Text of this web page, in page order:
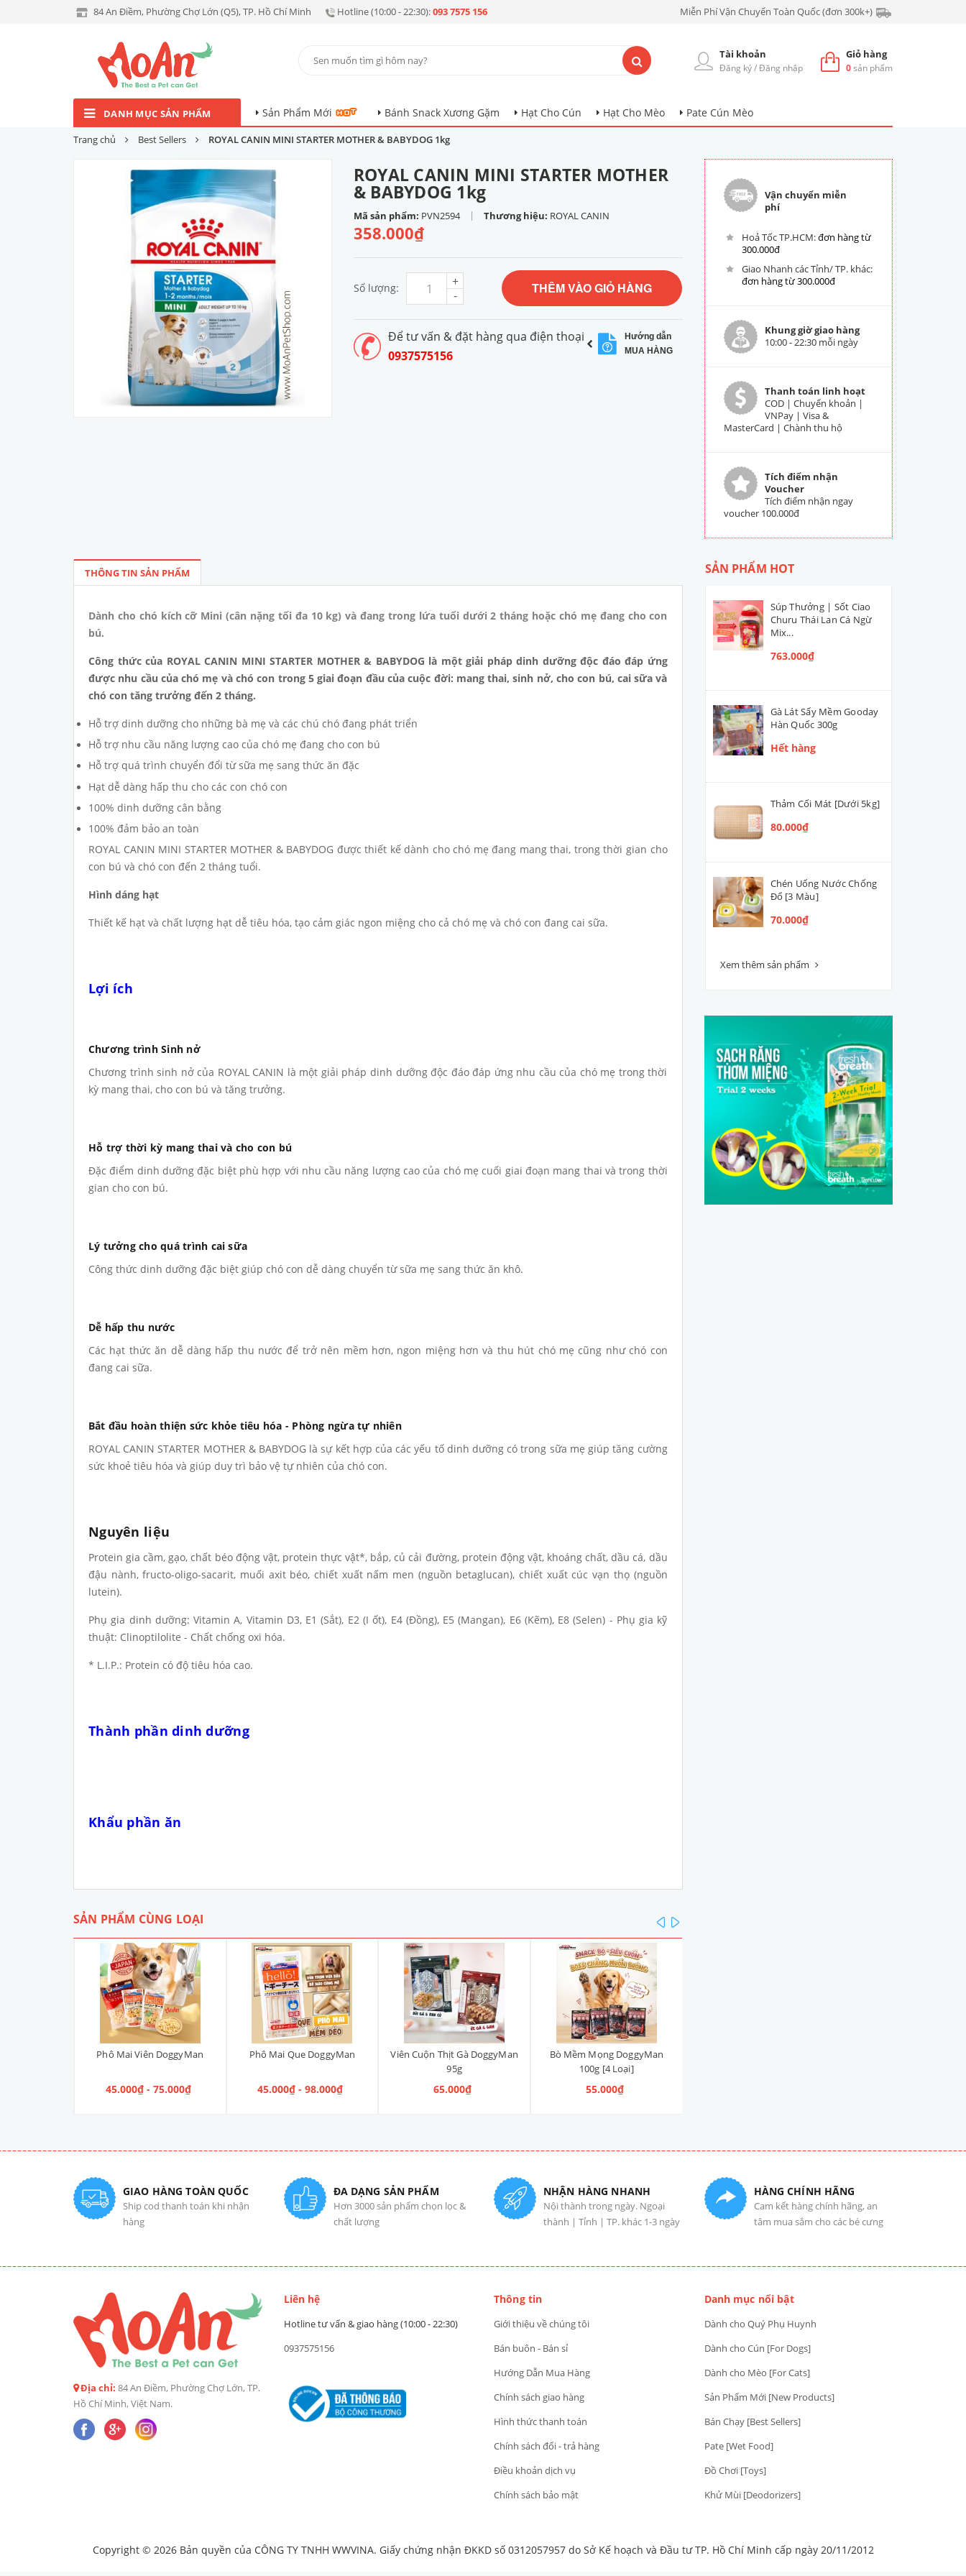
84 An Điềm, Phường Chợ Lớn (Q5), TP. Hồ Chí Minh Hotline (10:00 - 22:30):093 7575 156 Miễn Phí Vận Chuyển Toàn Quốc (đơn 300k+)
Giỏ hàng
0sản phẩm
Tài khoản
Đăng ký/Đăng nhập
DANH MỤC SẢN PHẨM Sản Phẩm Mới Bánh Snack Xương Gặm Hạt Cho Cún Hạt Cho Mèo Pate Cún Mèo
Trang chủ Best Sellers ROYAL CANIN MINI STARTER MOTHER & BABYDOG 1kg
ROYAL CANIN MINI STARTER MOTHER
& BABYDOG 1kg
Mã sản phẩm: PVN2594 | Thương hiệu: ROYAL CANIN
358.000₫
Số lượng: -
+ THÊM VÀO GIỎ HÀNG
Để tư vấn & đặt hàng qua điện thoại
0937575156
Hướng dẫn
MUA HÀNG
Vận chuyển miễn
phí
Hoả Tốc TP.HCM:đơn hàng từ
300.000đ
Giao Nhanh các Tỉnh/ TP. khác:
đơn hàng từ 300.000đ
Khung giờ giao hàng
10:00 - 22:30 mỗi ngày
Thanh toán linh hoạt
COD | Chuyển khoản |
VNPay | Visa &
MasterCard | Chành thu hộ
Tích điểm nhận
Voucher
Tích điểm nhận ngay
voucher 100.000đ
THÔNG TIN SẢN PHẨM
Dành cho chó kích cỡ Mini (cân nặng tối đa 10 kg) và đang trong lứa tuổi dưới 2 tháng hoặc chó mẹ đang cho con
bú.
Công thức của ROYAL CANIN MINI STARTER MOTHER & BABYDOG là một giải pháp dinh dưỡng độc đáo đáp ứng
được nhu cầu của chó mẹ và chó con trong 5 giai đoạn đầu của cuộc đời: mang thai, sinh nở, cho con bú, cai sữa và
chó con tăng trưởng đến 2 tháng.
Hỗ trợ dinh dưỡng cho những bà mẹ và các chú chó đang phát triển
Hỗ trợ nhu cầu năng lượng cao của chó mẹ đang cho con bú
Hỗ trợ quá trình chuyển đổi từ sữa mẹ sang thức ăn đặc
Hạt dễ dàng hấp thu cho các con chó con
100% dinh dưỡng cân bằng
100% đảm bảo an toàn
ROYAL CANIN MINI STARTER MOTHER & BABYDOG được thiết kế dành cho chó mẹ đang mang thai, trong thời gian cho
con bú và chó con đến 2 tháng tuổi.
Hình dáng hạt
Thiết kế hạt và chất lượng hạt dễ tiêu hóa, tạo cảm giác ngon miệng cho cả chó mẹ và chó con đang cai sữa.
Lợi ích
Chương trình Sinh nở
Chương trình sinh nở của ROYAL CANIN là một giải pháp dinh dưỡng độc đáo đáp ứng nhu cầu của chó mẹ trong thời
kỳ mang thai, cho con bú và tăng trưởng.
Hỗ trợ thời kỳ mang thai và cho con bú
Đặc điểm dinh dưỡng đặc biệt phù hợp với nhu cầu năng lượng cao của chó mẹ cuối giai đoạn mang thai và trong thời
gian cho con bú.
Lý tưởng cho quá trình cai sữa
Công thức dinh dưỡng đặc biệt giúp chó con dễ dàng chuyển từ sữa mẹ sang thức ăn khô.
Dễ hấp thu nước
Các hạt thức ăn dễ dàng hấp thu nước để trở nên mềm hơn, ngon miệng hơn và thu hút chó mẹ cũng như chó con
đang cai sữa.
Bắt đầu hoàn thiện sức khỏe tiêu hóa - Phòng ngừa tự nhiên
ROYAL CANIN STARTER MOTHER & BABYDOG là sự kết hợp của các yếu tố dinh dưỡng có trong sữa mẹ giúp tăng cường
sức khoẻ tiêu hóa và giúp duy trì bảo vệ tự nhiên của chó con.
Nguyên liệu
Protein gia cầm, gạo, chất béo động vật, protein thực vật*, bắp, củ cải đường, protein động vật, khoáng chất, dầu cá, dầu
đậu nành, fructo-oligo-sacarit, muối axit béo, chiết xuất nấm men (nguồn betaglucan), chiết xuất cúc vạn thọ (nguồn
lutein).
Phụ gia dinh dưỡng: Vitamin A, Vitamin D3, E1 (Sắt), E2 (I ốt), E4 (Đồng), E5 (Mangan), E6 (Kẽm), E8 (Selen) - Phụ gia kỹ
thuật: Clinoptilolite - Chất chống oxi hóa.
* L.I.P.: Protein có độ tiêu hóa cao.
Thành phần dinh dưỡng
Khẩu phần ăn
SẢN PHẨM CÙNG LOẠI
Phô Mai Viên DoggyMan
45.000₫ - 75.000₫
Phô Mai Que DoggyMan
45.000₫ - 98.000₫
Viên Cuộn Thịt Gà DoggyMan
95g
65.000₫
Bò Mềm Mọng DoggyMan
100g [4 Loại]
55.000₫
prev
SẢN PHẨM HOT
Súp Thưởng | Sốt Ciao
Churu Thái Lan Cá Ngừ
Mix...
763.000₫
Gà Lát Sấy Mềm Gooday
Hàn Quốc 300g
Hết hàng
Thảm Cối Mát [Dưới 5kg]
80.000₫
Chén Uống Nước Chống
Đổ [3 Màu]
70.000₫
Xem thêm sản phẩm
GIAO HÀNG TOÀN QUỐC
Ship cod thanh toán khi nhận
hàng
ĐA DẠNG SẢN PHẨM
Hơn 3000 sản phẩm chọn lọc &
chất lượng
NHẬN HÀNG NHANH
Nội thành trong ngày. Ngoại
thành | Tỉnh | TP. khác 1-3 ngày
HÀNG CHÍNH HÃNG
Cam kết hàng chính hãng, an
tâm mua sắm cho các bé cưng
Địa chỉ: 84 An Điềm, Phường Chợ Lớn, TP.
Hồ Chí Minh, Việt Nam.
Liên hệ
Hotline tư vấn & giao hàng (10:00 - 22:30)
0937575156
Thông tin
Giới thiệu về chúng tôi
Bán buôn - Bán sỉ
Hướng Dẫn Mua Hàng
Chính sách giao hàng
Hình thức thanh toán
Chính sách đổi - trả hàng
Điều khoản dịch vụ
Chính sách bảo mật
Danh mục nổi bật
Dành cho Quý Phụ Huynh
Dành cho Cún [For Dogs]
Dành cho Mèo [For Cats]
Sản Phẩm Mới [New Products]
Bán Chạy [Best Sellers]
Pate [Wet Food]
Đồ Chơi [Toys]
Khử Mùi [Deodorizers]
Copyright © 2026 Bản quyền của CÔNG TY TNHH WWVINA. Giấy chứng nhận ĐKKD số 0312057957 do Sở Kế hoạch và Đầu tư TP. Hồ Chí Minh cấp ngày 20/11/2012